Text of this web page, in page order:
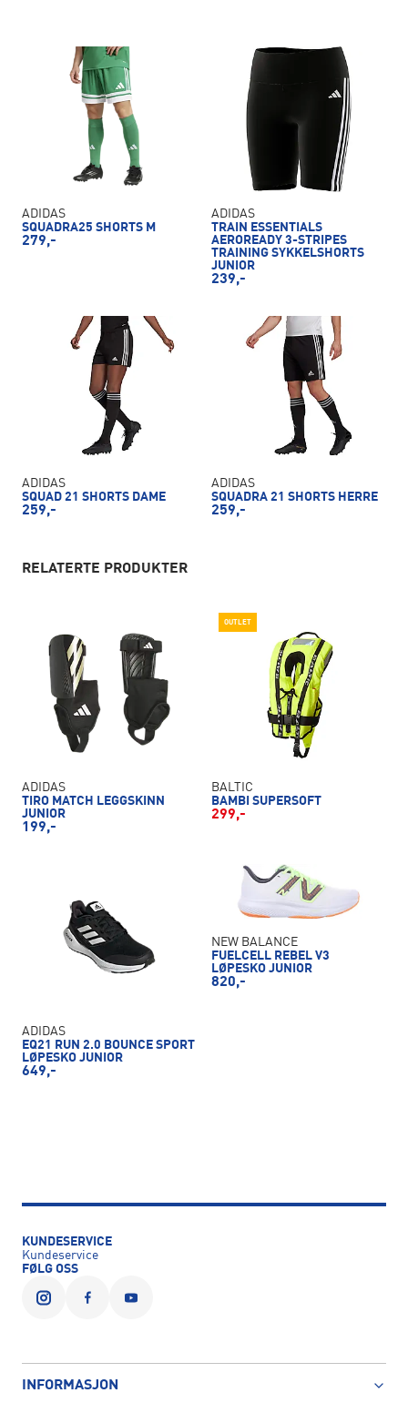
ADIDAS
SQUADRA25 SHORTS M
279,-
ADIDAS
TRAIN ESSENTIALS
AEROREADY 3-STRIPES
TRAINING SYKKELSHORTS
JUNIOR
239,-
ADIDAS
SQUAD 21 SHORTS DAME
259,-
ADIDAS
SQUADRA 21 SHORTS HERRE
259,-
RELATERTE PRODUKTER
ADIDAS
TIRO MATCH LEGGSKINN
JUNIOR
199,-
OUTLET
BALTIC
BAMBI SUPERSOFT
299,-
ADIDAS
EQ21 RUN 2.0 BOUNCE SPORT
LØPESKO JUNIOR
649,-
NEW BALANCE
FUELCELL REBEL V3
LØPESKO JUNIOR
820,-
KUNDESERVICE
Kundeservice
FØLG OSS
INFORMASJON